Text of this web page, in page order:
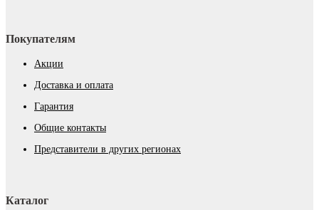
Покупателям
Акции
Доставка и оплата
Гарантия
Общие контакты
Представители в других регионах
Каталог